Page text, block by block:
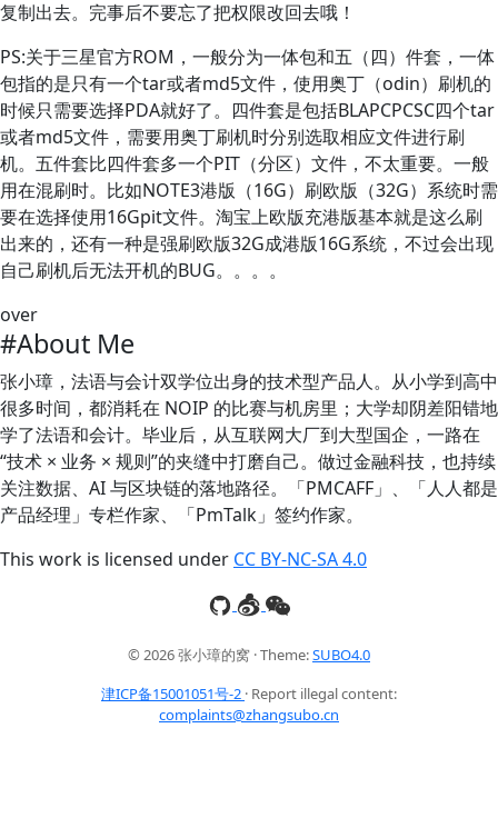
复制出去。完事后不要忘了把权限改回去哦！
PS:关于三星官方ROM，一般分为一体包和五（四）件套，一体
包指的是只有一个tar或者md5文件，使用奥丁（odin）刷机的
时候只需要选择PDA就好了。四件套是包括BLAPCPCSC四个tar
或者md5文件，需要用奥丁刷机时分别选取相应文件进行刷
机。五件套比四件套多一个PIT（分区）文件，不太重要。一般
用在混刷时。比如NOTE3港版（16G）刷欧版（32G）系统时需
要在选择使用16Gpit文件。淘宝上欧版充港版基本就是这么刷
出来的，还有一种是强刷欧版32G成港版16G系统，不过会出现
自己刷机后无法开机的BUG。。。。
over
#About Me
张小璋，法语与会计双学位出身的技术型产品人。从小学到高中
很多时间，都消耗在 NOIP 的比赛与机房里；大学却阴差阳错地
学了法语和会计。毕业后，从互联网大厂到大型国企，一路在
“技术 × 业务 × 规则”的夹缝中打磨自己。做过金融科技，也持续
关注数据、AI 与区块链的落地路径。「PMCAFF」、「人人都是
产品经理」专栏作家、「PmTalk」签约作家。
This work is licensed under CC BY-NC-SA 4.0
© 2026 张小璋的窝 · Theme:SUBO4.0
津ICP备15001051号-2 · Report illegal content:
complaints@zhangsubo.cn